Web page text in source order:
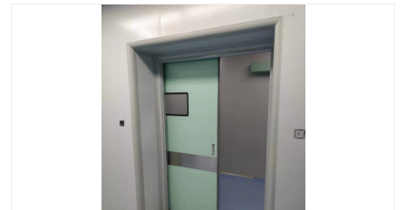
粉尘废气净化 洁净室工程
GMP车间